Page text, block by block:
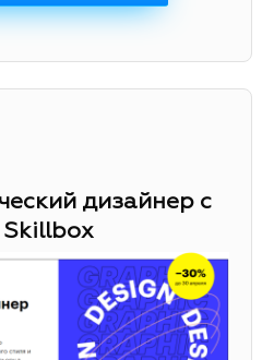
дизайнер с
Skillbox